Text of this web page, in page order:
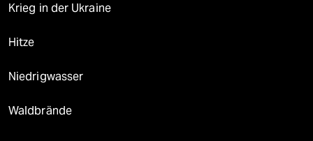
Krieg in der Ukraine
Hitze
Niedrigwasser
Waldbrände